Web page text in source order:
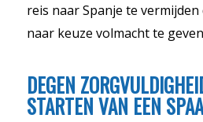
reis naar Spanje te
naar keuze volmacht te
DEGEN
STARTEN VAN EEN